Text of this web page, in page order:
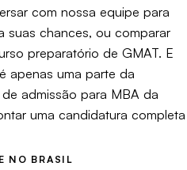
com nossa equipe para
suas chances, ou comparar
preparatório de GMAT. E
apenas uma parte da
admissão para MBA da
uma candidatura completa
NO BRASIL